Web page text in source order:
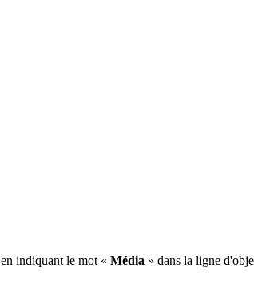
en indiquant le mot « Média » dans la ligne